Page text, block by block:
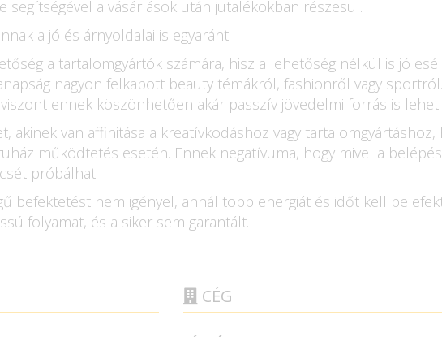
segítségével a vásárlások után jutalékokban részesül.
a jó és árnyoldalai is egyaránt.
a tartalomgyártók számára, hisz a lehetőség nélkül is jó
nagyon felkapott beauty témákról, fashionről vagy
ennek köszönhetően akár passzív jövedelmi forrás is lehet.
akinek van affinitása a kreatívkodáshoz vagy
működtetés esetén. Ennek negatívuma, hogy mivel a
próbálhat.
befektetést nem igényel, annál több energiát és időt kell
folyamat, és a siker sem garantált.
CÉG